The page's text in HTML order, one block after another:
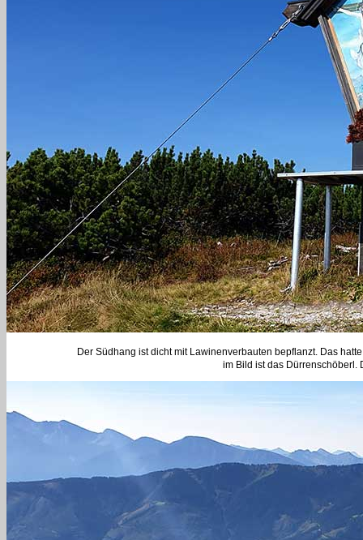
Der Südhang ist dicht mit Lawinenverbauten bepflanzt. Das
im Bild ist das Dürrenschöberl.